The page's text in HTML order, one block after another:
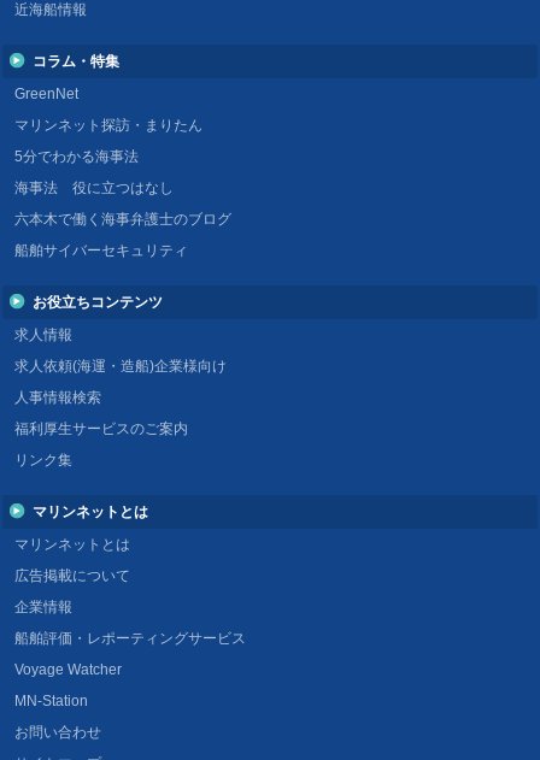
近海船情報
コラム・特集
GreenNet
マリンネット探訪・まりたん
5分でわかる海事法
海事法 役に立つはなし
六本木で働く海事弁護士のブログ
船舶サイバーセキュリティ
お役立ちコンテンツ
求人情報
求人依頼(海運・造船)企業様向け
人事情報検索
福利厚生サービスのご案内
リンク集
マリンネットとは
マリンネットとは
広告掲載について
企業情報
船舶評価・レポーティングサービス
Voyage Watcher
MN-Station
お問い合わせ